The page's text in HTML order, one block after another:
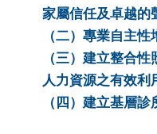
家屬信任及卓越的
（二）專業自主性
（三）建立整合
人力資源之有效利
（四）建立基層